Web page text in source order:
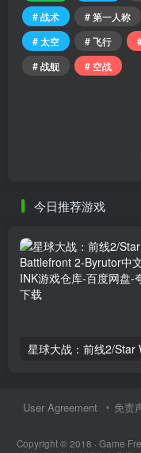
# 战术
# 第一人称
# 太空
# 飞行
# 战舰
# 空战
今日推荐游戏
User Agreement 免责
Copyright © 2018 · Game